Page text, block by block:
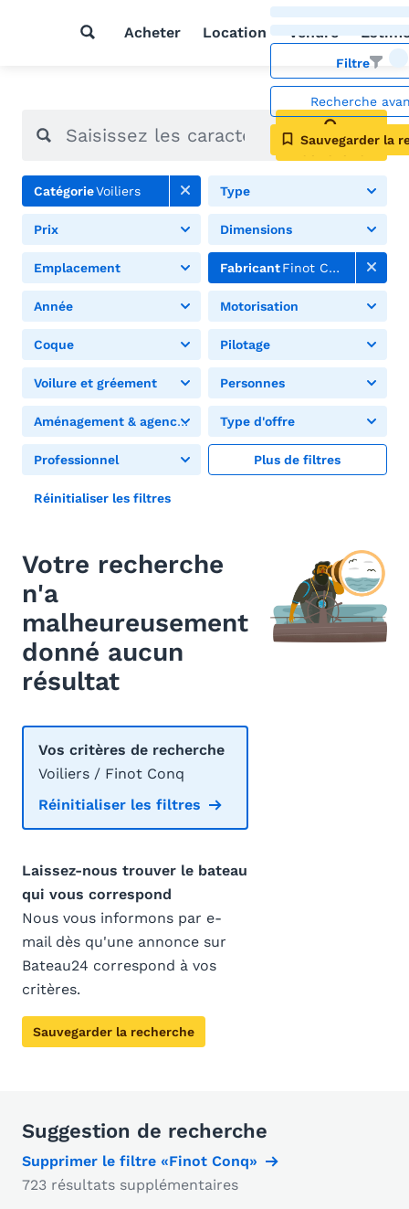
Acheter Location Vendre
Filtre
Recherche
Sauvegarder la
Rechercher
CatégorieVoiliers Type
Prix Dimensions
Emplacement FabricantFinot Conq
Année Motorisation
Coque Pilotage
Voilure et gréement Personnes
Aménagement & agencement Type d'offre
Professionnel Plus de filtres
Réinitialiser les filtres
Votre recherche
n'a
malheureusement
donné aucun
résultat
Vos critères de recherche
Voiliers / Finot Conq
Réinitialiser les filtres
Laissez-nous trouver le bateau
qui vous correspond
Nous vous informons par e-
mail dès qu'une annonce sur
Bateau24 correspond à vos
critères.
Sauvegarder la recherche
Suggestion de recherche
Supprimer le filtre «Finot Conq»
723 résultats supplémentaires